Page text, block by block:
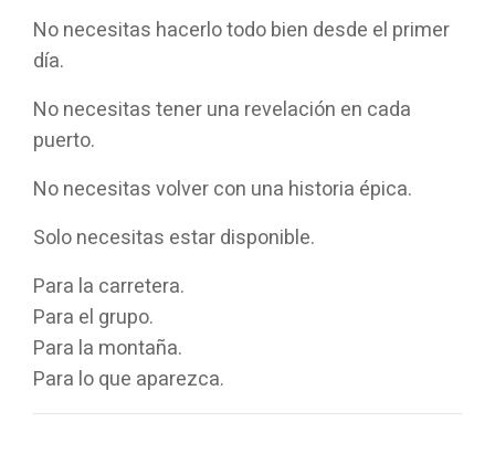
No necesitas hacerlo todo bien desde el primer
día.
No necesitas tener una revelación en cada
puerto.
No necesitas volver con una historia épica.
Solo necesitas estar disponible.
Para la carretera.
Para el grupo.
Para la montaña.
Para lo que aparezca.